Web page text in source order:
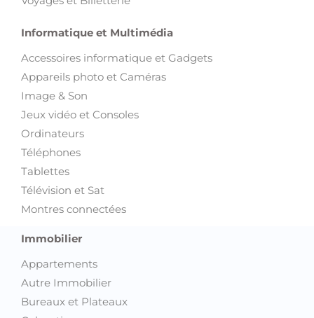
Informatique et Multimédia
Accessoires informatique et Gadgets
Appareils photo et Caméras
Image & Son
Jeux vidéo et Consoles
Ordinateurs
Téléphones
Tablettes
Télévision et Sat
Montres connectées
Immobilier
Appartements
Autre Immobilier
Bureaux et Plateaux